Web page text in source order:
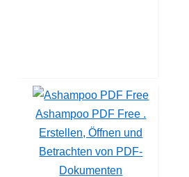
Ashampoo PDF Free .
Erstellen, Öffnen und
Betrachten von PDF-
Dokumenten